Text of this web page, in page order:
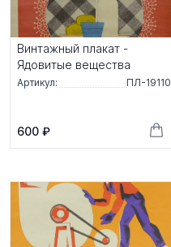
Винтажный плакат -
Ядовитые вещества
Артикул: ПЛ-19110
600 ₽